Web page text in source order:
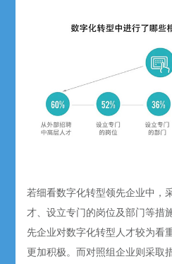
若细看数字化转型领先企业中，
才、设立专门的岗位及部门等措
先企业对数字化转型人才较为看
更加积极。而对照组企业则采取